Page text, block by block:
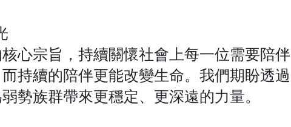
心宗旨，持續關懷社會上每一位需要陪伴
持續的陪伴更能改變生命。我們期盼透過
勢族群帶來更穩定、更深遠的力量。